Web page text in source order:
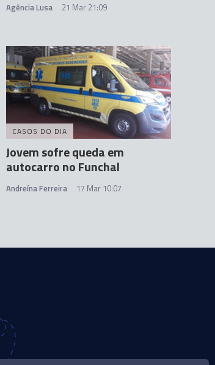
Agência Lusa 21 Mar 21:09
CASOS DO DIA
Jovem sofre queda em
autocarro no Funchal
Andreína Ferreira 17 Mar 10:07